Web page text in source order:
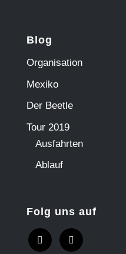
Blog
Organisation
Mexiko
Der Beetle
Tour 2019
Ausfahrten
Ablauf
Folg uns auf